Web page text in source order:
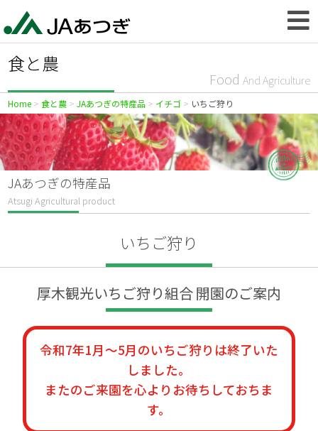
食と農
Food And Agriculture
Home 食と農 JAあつぎの特産品 イチゴ いちご狩り
JAあつぎの特産品
Atsugi Agricultural product
いちご狩り
厚木観光いちご狩り組合 開園のご案内
令和7年1月～5月のいちご狩りは終了いた
しました。
またのご来園を心よりお待ちしておちま
す。